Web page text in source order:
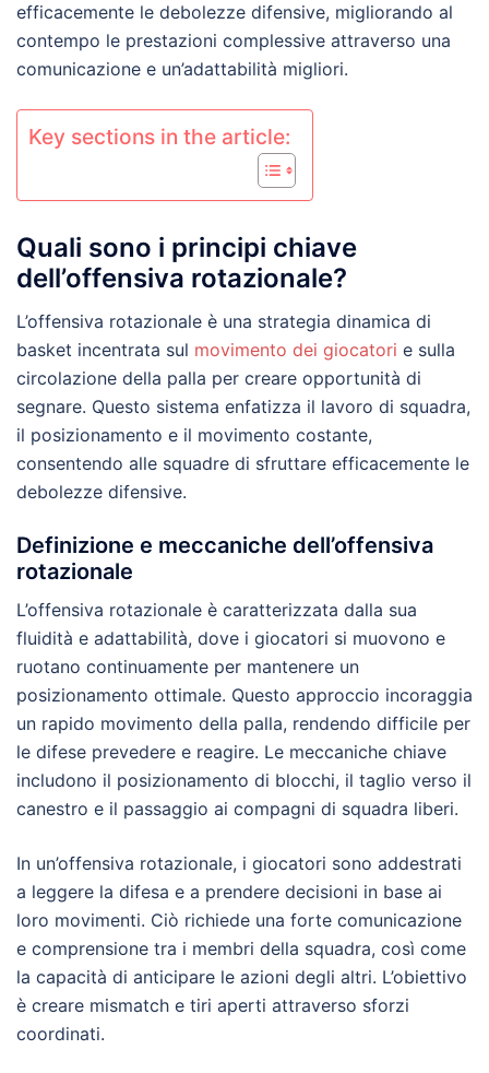
efficacemente le debolezze difensive, migliorando al
contempo le prestazioni complessive attraverso una
comunicazione e un’adattabilità migliori.
Key sections in the article:
Quali sono i principi chiave
dell’offensiva rotazionale?
L’offensiva rotazionale è una strategia dinamica di
basket incentrata sul movimento dei giocatori e sulla
circolazione della palla per creare opportunità di
segnare. Questo sistema enfatizza il lavoro di squadra,
il posizionamento e il movimento costante,
consentendo alle squadre di sfruttare efficacemente le
debolezze difensive.
Definizione e meccaniche dell’offensiva
rotazionale
L’offensiva rotazionale è caratterizzata dalla sua
fluidità e adattabilità, dove i giocatori si muovono e
ruotano continuamente per mantenere un
posizionamento ottimale. Questo approccio incoraggia
un rapido movimento della palla, rendendo difficile per
le difese prevedere e reagire. Le meccaniche chiave
includono il posizionamento di blocchi, il taglio verso il
canestro e il passaggio ai compagni di squadra liberi.
In un’offensiva rotazionale, i giocatori sono addestrati
a leggere la difesa e a prendere decisioni in base ai
loro movimenti. Ciò richiede una forte comunicazione
e comprensione tra i membri della squadra, così come
la capacità di anticipare le azioni degli altri. L’obiettivo
è creare mismatch e tiri aperti attraverso sforzi
coordinati.